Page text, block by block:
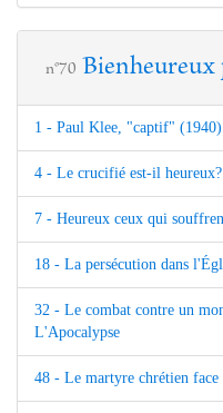
n°70 Bienheureux
1 - Paul Klee, "captif" (1940)
4 - Le crucifié est-il heureux?
7 - Heureux ceux qui
18 - La persécution dans
32 - Le combat contre un
L'Apocalypse
48 - Le martyre chrétien face